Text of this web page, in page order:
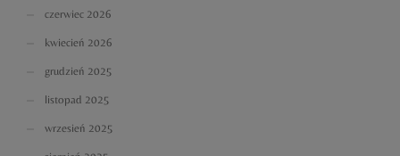
czerwiec 2026
kwiecień 2026
grudzień 2025
listopad 2025
wrzesień 2025